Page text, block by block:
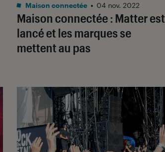
Maison connectée : Matter est
lancé et les marques se
mettent au pas
Maison connectée • 04 nov. 2022